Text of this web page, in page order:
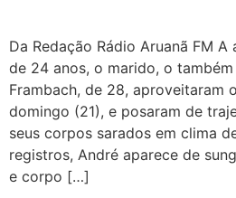
Da Redação Rádio Aruanã FM
de 24 anos, o marido, o
Frambach, de 28, aproveitaram
domingo (21), e posaram de
seus corpos sarados em clima
registros, André aparece de
e corpo […]